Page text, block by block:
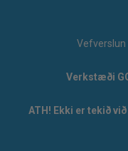
Vefverslun
Verkstæði
ATH! Ekki er tekið